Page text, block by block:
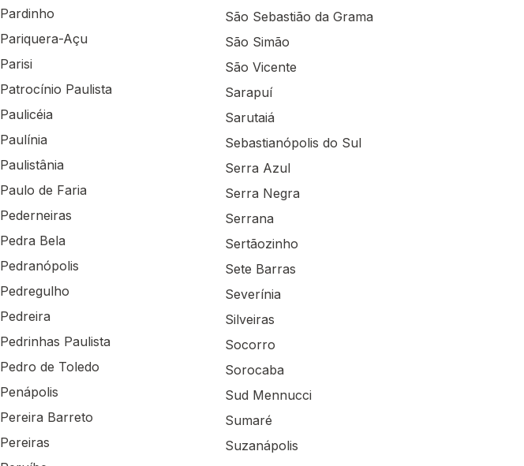
Pardinho
Pariquera-Açu
Parisi
Patrocínio Paulista
Paulicéia
Paulínia
Paulistânia
Paulo de Faria
Pederneiras
Pedra Bela
Pedranópolis
Pedregulho
Pedreira
Pedrinhas Paulista
Pedro de Toledo
Penápolis
Pereira Barreto
Pereiras
São Sebastião da Grama
São Simão
São Vicente
Sarapuí
Sarutaiá
Sebastianópolis do Sul
Serra Azul
Serra Negra
Serrana
Sertãozinho
Sete Barras
Severínia
Silveiras
Socorro
Sorocaba
Sud Mennucci
Sumaré
Suzanápolis